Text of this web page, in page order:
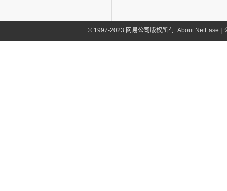
©1997-2023 网易公司版权所有 About NetEase